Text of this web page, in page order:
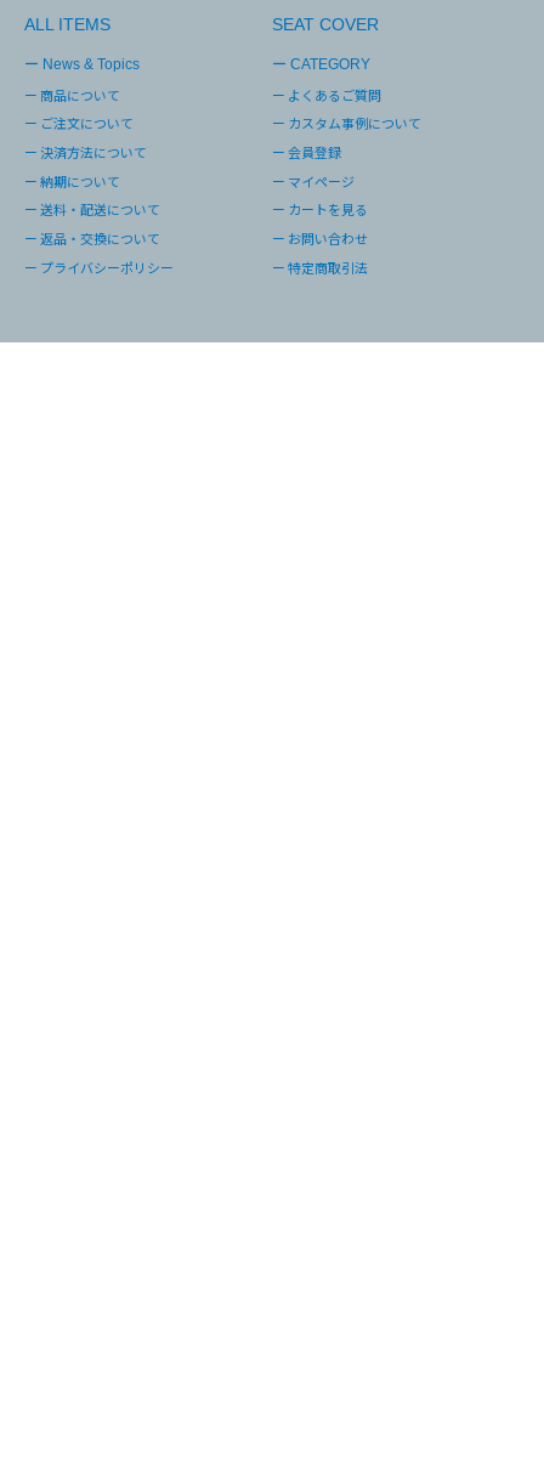
ALL ITEMS
ー News & Topics
ー 商品について
ー ご注文について
ー 決済方法について
ー 納期について
ー 送料・配送について
ー 返品・交換について
ー プライバシーポリシー
SEAT COVER
ー CATEGORY
ー よくあるご質問
ー カスタム事例について
ー 会員登録
ー マイページ
ー カートを見る
ー お問い合わせ
ー 特定商取引法